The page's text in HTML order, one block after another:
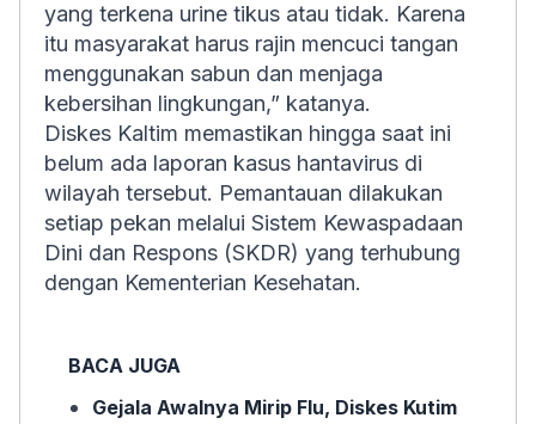
yang terkena urine tikus atau tidak. Karena
itu masyarakat harus rajin mencuci tangan
menggunakan sabun dan menjaga
kebersihan lingkungan,” katanya.
Diskes Kaltim memastikan hingga saat ini
belum ada laporan kasus hantavirus di
wilayah tersebut. Pemantauan dilakukan
setiap pekan melalui Sistem Kewaspadaan
Dini dan Respons (SKDR) yang terhubung
dengan Kementerian Kesehatan.
BACA JUGA
Gejala Awalnya Mirip Flu, Diskes Kutim